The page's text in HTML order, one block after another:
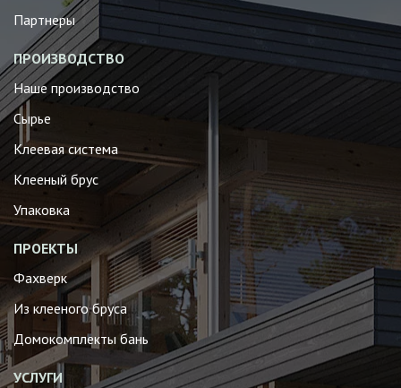
Партнеры
ПРОИЗВОДСТВО
Наше производство
Сырье
Клеевая система
Клееный брус
Упаковка
ПРОЕКТЫ
Фахверк
Из клееного бруса
Домокомплекты бань
УСЛУГИ